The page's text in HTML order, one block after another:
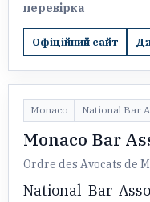
перевірка
Офіційний сайт
Monaco National Bar
Monaco Bar
Ordre des Avocats de
National Bar